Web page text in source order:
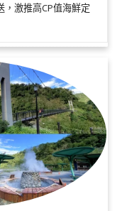
，激推高CP值海鮮定